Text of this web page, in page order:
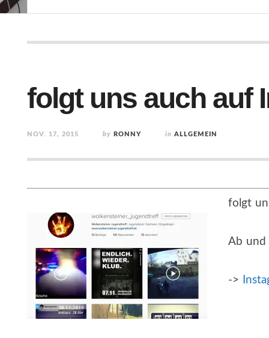
folgt uns auch auf
NOV. 17, 2015 by RONNY in ALLGEMEIN
folgt
Ab und
->